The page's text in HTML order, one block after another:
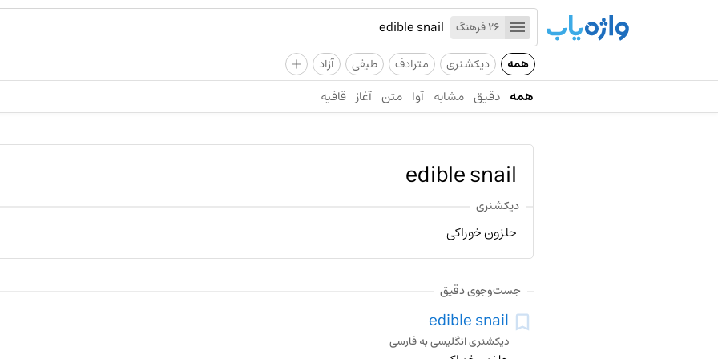
26 فرهنگ
همه دیکشنری مترادف طیفی آزاد +
همه دقیق مشابه آوا متن آغاز قافیه
edible snail
دیکشنری
حلزون خوراکی
جست‌وجوی دقیق
edible snail
دیکشنری انگلیسی به فارسی